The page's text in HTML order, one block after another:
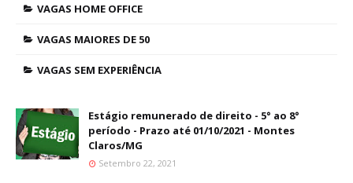
VAGAS HOME OFFICE
VAGAS MAIORES DE 50
VAGAS SEM EXPERIÊNCIA
Estágio remunerado de direito - 5° ao 8°
período - Prazo até 01/10/2021 - Montes
Claros/MG
Setembro 22, 2021